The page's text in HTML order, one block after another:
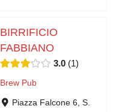
BIRRIFICIO
FABBIANO
3.0 1
Brew Pub
Piazza Falcone 6, S.